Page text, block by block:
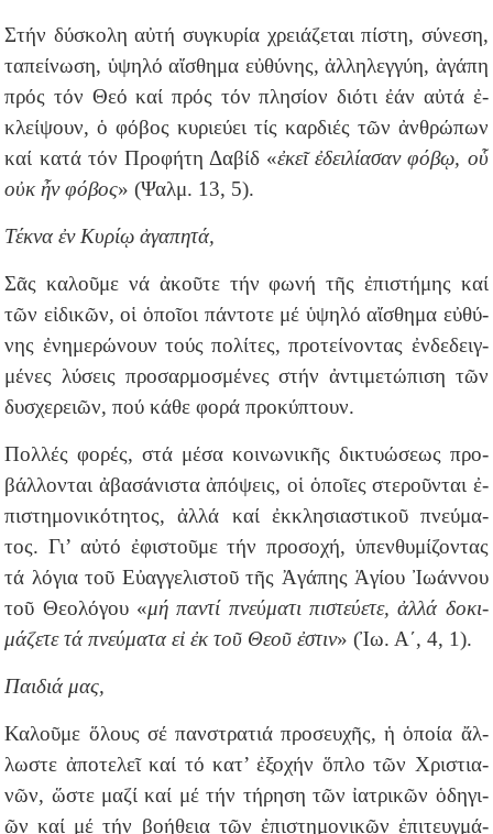
Στήν δύ­σκο­λη αὐ­τή συγ­κυ­ρί­α χρει­ά­ζε­ται πί­στη, σύ­νε­ση,
τα­πεί­νω­ση, ὑ­ψη­λό αἴ­σθη­μα εὐ­θύ­νης, ἀλ­λη­λεγ­γύ­η, ἀ­γά­πη
πρός τόν Θεό καί πρός τόν πλη­σί­ον δι­ό­τι ἐάν αὐ­τά ἐ­
κλεί­ψουν, ὁ φό­βος κυ­ρι­εύ­ει τίς καρ­διές τῶν ἀν­θρώ­πων
καί κα­τά τόν Προ­φή­τη Δα­βίδ «ἐ­κεῖ ἐ­δει­λί­α­σαν φό­βῳ, οὗ
οὐκ ἦν φό­βος» (Ψαλμ. 13, 5).
Τέκνα ἐν Κυρίῳ ἀγαπητά,
Σᾶς κα­λοῦ­με νά ἀ­κοῦ­τε τήν φω­νή τῆς ἐπι­στή­μης καί
τῶν εἰ­δι­κῶν, οἱ ὁ­ποῖ­οι πάν­το­τε μέ ὑ­ψη­λό αἴ­σθη­μα εὐ­θύ­
νης ἐ­νη­με­ρώ­νουν τούς πολίτες, προ­τεί­νον­τας ἐν­δε­δειγ­
μέ­νες λύ­σεις προ­σαρ­μο­σμέ­νες στήν ἀν­τι­με­τώ­πι­ση τῶν
δυ­σχε­ρει­ῶν, πού κά­θε φο­ρά προκύ­πτουν.
Πολ­λές φο­ρές, στά μέ­σα κοι­νω­νι­κῆς δι­κτυώσεως προ­
βάλ­λον­ται ἀβα­σά­νι­στα ἀ­πό­ψεις, οἱ ὁ­ποῖ­ες στε­ροῦν­ται ἐ­
πι­στη­μο­νι­κό­τη­τος, ἀλ­λά καί ἐκ­κλη­σι­α­στι­κοῦ πνεύ­μα­
τος. Γι’ αὐ­τό ἐ­φι­στοῦ­με τήν προ­σο­χή, ὑπεν­θυ­μί­ζον­τας
τά λό­για τοῦ Εὐαγγελιστοῦ τῆς Ἀγάπης Ἁγίου Ἰωάννου
τοῦ Θεολόγου «μή παν­τί πνεύ­μα­τι πι­στεύ­ε­τε, ἀλ­λά δο­κι­
μά­ζε­τε τά πνεύ­μα­τα εἰ ἐκ τοῦ Θε­οῦ ἐ­στιν» (Ἰω. Α΄, 4, 1).
Παιδιά μας,
Κα­λοῦ­με ὅ­λους σέ παν­στρα­τιά προ­σευ­χῆς, ἡ ὁ­ποί­α ἄλ­
λω­στε ἀ­πο­τε­λεῖ καί τό κα­τ’ ἐ­ξο­χήν ὅ­πλο τῶν Χρι­στια­
νῶν, ὥ­στε μα­ζί καί μέ τήν τή­ρη­ση τῶν ἰ­α­τρι­κῶν ὁ­δη­γι­
ῶν καί μέ τήν βο­ή­θεια τῶν ἐ­πι­στη­μο­νι­κῶν ἐ­πι­τευγ­μά­